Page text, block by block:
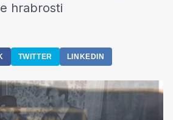
hrabrosti
TWITTER LINKEDIN